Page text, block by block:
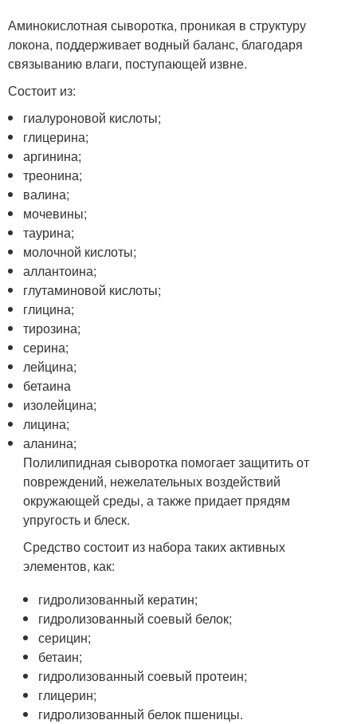
Аминокислотная сыворотка, проникая в структуру
локона, поддерживает водный баланс, благодаря
связыванию влаги, поступающей извне.
Состоит из:
гиалуроновой кислоты;
глицерина;
аргинина;
треонина;
валина;
мочевины;
таурина;
молочной кислоты;
аллантоина;
глутаминовой кислоты;
глицина;
тирозина;
серина;
лейцина;
бетаина
изолейцина;
лицина;
аланина;
Полилипидная сыворотка помогает защитить от
повреждений, нежелательных воздействий
окружающей среды, а также придает прядям
упругость и блеск.
Средство состоит из набора таких активных
элементов, как:
гидролизованный кератин;
гидролизованный соевый белок;
серицин;
бетаин;
гидролизованный соевый протеин;
глицерин;
гидролизованный белок пшеницы.